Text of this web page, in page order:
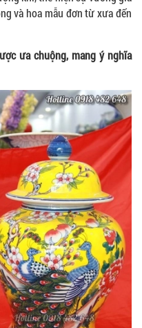
và hoa mẫu đơn từ xưa đến
ưa chuộng, mang ý nghĩa